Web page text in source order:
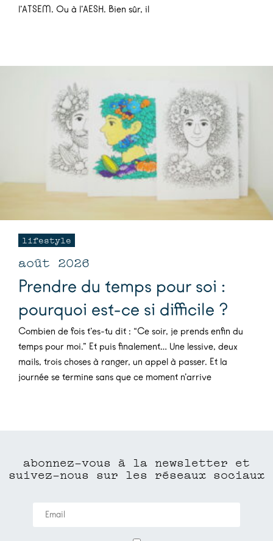
l’ATSEM. Ou à l’AESH. Bien sûr, il
lifestyle
août 2026
Prendre du temps pour soi :
pourquoi est-ce si difficile ?
Combien de fois t’es-tu dit : “Ce soir, je prends enfin du
temps pour moi.” Et puis finalement… Une lessive, deux
mails, trois choses à ranger, un appel à passer. Et la
journée se termine sans que ce moment n’arrive
abonnez-vous à la newsletter et
suivez-nous sur les réseaux sociaux